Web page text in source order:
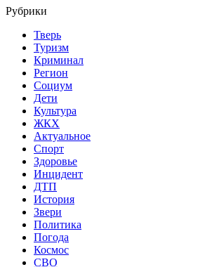
Рубрики
Тверь
Туризм
Криминал
Регион
Социум
Дети
Культура
ЖКХ
Актуальное
Спорт
Здоровье
Инцидент
ДТП
История
Звери
Политика
Погода
Космос
СВО